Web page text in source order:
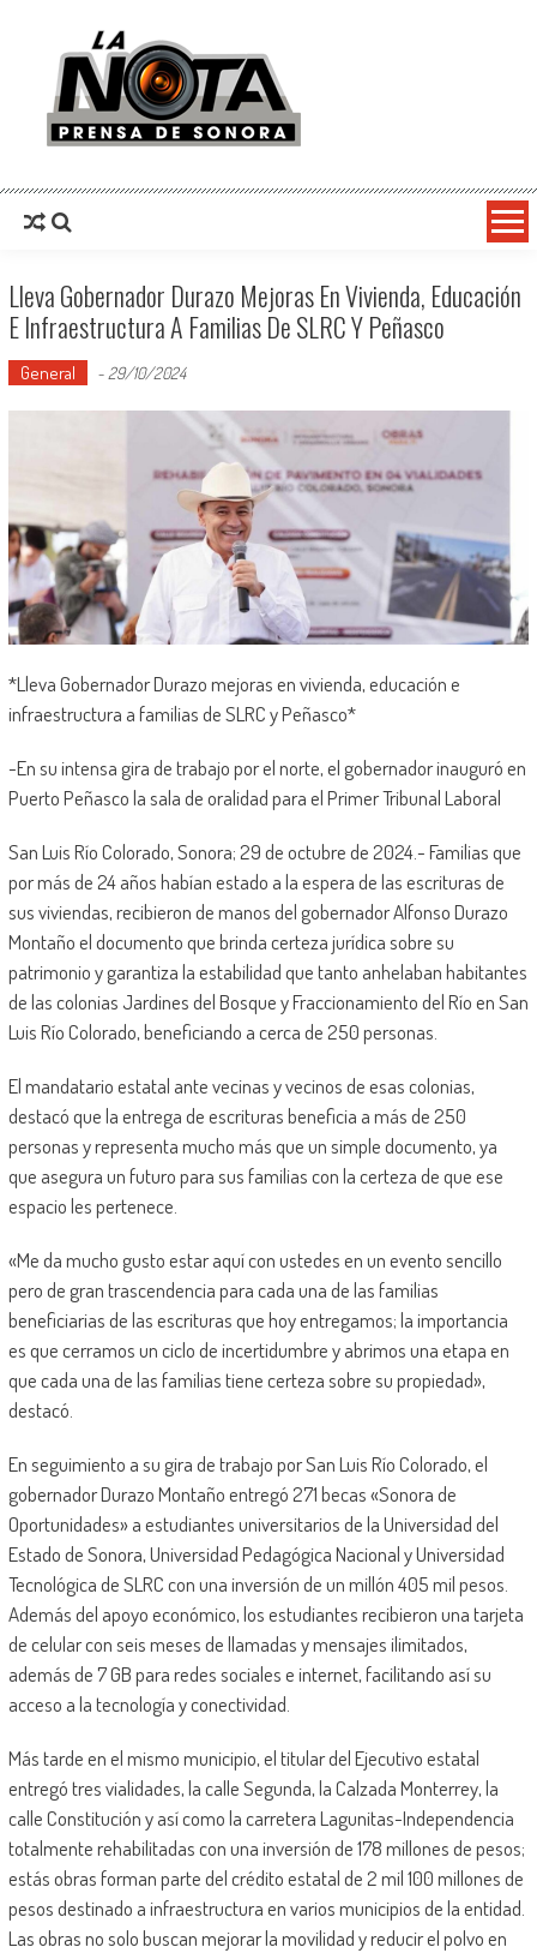
La Nota Prensa De Sonora
Lleva Gobernador Durazo Mejoras En Vivienda, Educación
E Infraestructura A Familias De SLRC Y Peñasco
General - 29/10/2024
*Lleva Gobernador Durazo mejoras en vivienda, educación e
infraestructura a familias de SLRC y Peñasco*
-En su intensa gira de trabajo por el norte, el gobernador inauguró en
Puerto Peñasco la sala de oralidad para el Primer Tribunal Laboral
San Luis Río Colorado, Sonora; 29 de octubre de 2024.- Familias que
por más de 24 años habían estado a la espera de las escrituras de
sus viviendas, recibieron de manos del gobernador Alfonso Durazo
Montaño el documento que brinda certeza jurídica sobre su
patrimonio y garantiza la estabilidad que tanto anhelaban habitantes
de las colonias Jardines del Bosque y Fraccionamiento del Río en San
Luis Río Colorado, beneficiando a cerca de 250 personas.
El mandatario estatal ante vecinas y vecinos de esas colonias,
destacó que la entrega de escrituras beneficia a más de 250
personas y representa mucho más que un simple documento, ya
que asegura un futuro para sus familias con la certeza de que ese
espacio les pertenece.
«Me da mucho gusto estar aquí con ustedes en un evento sencillo
pero de gran trascendencia para cada una de las familias
beneficiarias de las escrituras que hoy entregamos; la importancia
es que cerramos un ciclo de incertidumbre y abrimos una etapa en
que cada una de las familias tiene certeza sobre su propiedad»,
destacó.
En seguimiento a su gira de trabajo por San Luis Río Colorado, el
gobernador Durazo Montaño entregó 271 becas «Sonora de
Oportunidades» a estudiantes universitarios de la Universidad del
Estado de Sonora, Universidad Pedagógica Nacional y Universidad
Tecnológica de SLRC con una inversión de un millón 405 mil pesos.
Además del apoyo económico, los estudiantes recibieron una tarjeta
de celular con seis meses de llamadas y mensajes ilimitados,
además de 7 GB para redes sociales e internet, facilitando así su
acceso a la tecnología y conectividad.
Más tarde en el mismo municipio, el titular del Ejecutivo estatal
entregó tres vialidades, la calle Segunda, la Calzada Monterrey, la
calle Constitución y así como la carretera Lagunitas-Independencia
totalmente rehabilitadas con una inversión de 178 millones de pesos;
estás obras forman parte del crédito estatal de 2 mil 100 millones de
pesos destinado a infraestructura en varios municipios de la entidad.
Las obras no solo buscan mejorar la movilidad y reducir el polvo en